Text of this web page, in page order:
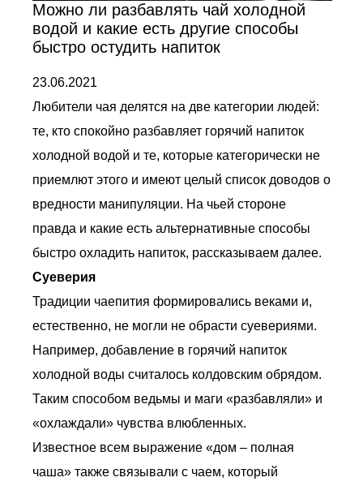
Можно ли разбавлять чай холодной
водой и какие есть другие способы
быстро остудить напиток
23.06.2021
Любители чая делятся на две категории людей:
те, кто спокойно разбавляет горячий напиток
холодной водой и те, которые категорически не
приемлют этого и имеют целый список доводов о
вредности манипуляции. На чьей стороне
правда и какие есть альтернативные способы
быстро охладить напиток, рассказываем далее.
Суеверия
Традиции чаепития формировались веками и,
естественно, не могли не обрасти суевериями.
Например, добавление в горячий напиток
холодной воды считалось колдовским обрядом.
Таким способом ведьмы и маги «разбавляли» и
«охлаждали» чувства влюбленных.
Известное всем выражение «дом – полная
чаша» также связывали с чаем, который